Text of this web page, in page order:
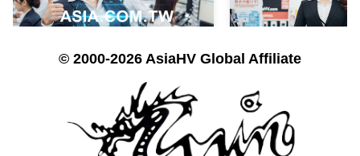
© 2000-2026 AsiaHV Global Affiliate